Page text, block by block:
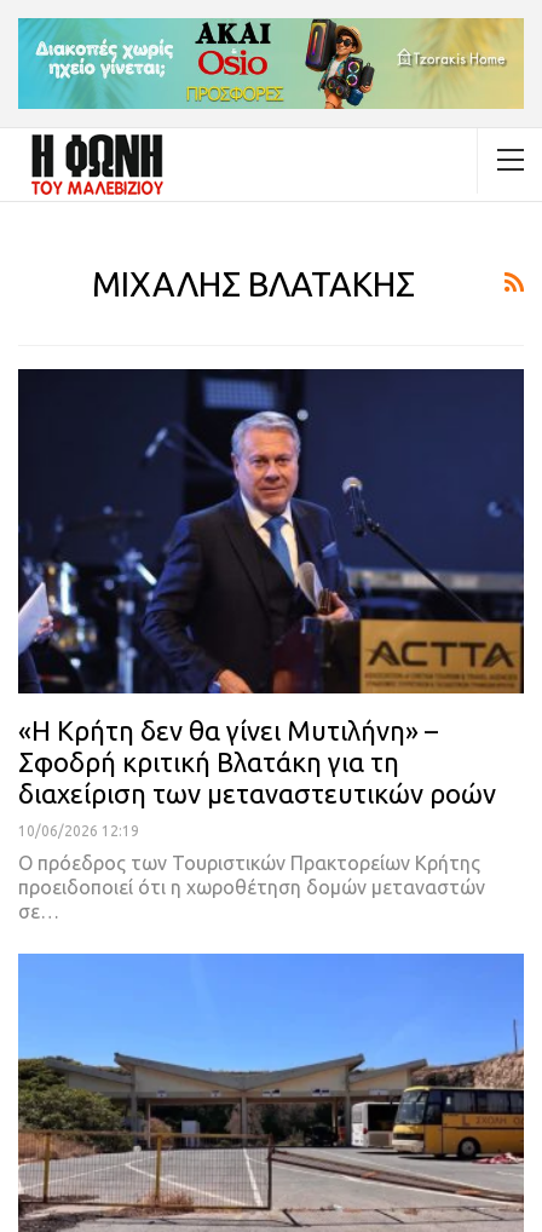
ΜΙΧΑΛΗΣ ΒΛΑΤΑΚΗΣ
«Η Κρήτη δεν θα γίνει Μυτιλήνη» –
Σφοδρή κριτική Βλατάκη για τη
διαχείριση των μεταναστευτικών ροών
10/06/2026 12:19
Ο πρόεδρος των Τουριστικών Πρακτορείων Κρήτης
προειδοποιεί ότι η χωροθέτηση δομών μεταναστών
σε…